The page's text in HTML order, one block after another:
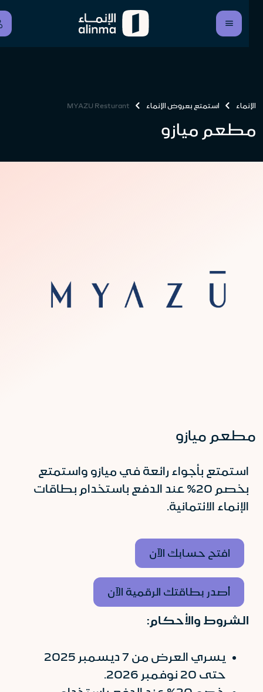
الإنماء استمتع بعروض الإنماء MYAZU Resturant
مطعم ميازو
مطعم ميازو
استمتع بأجواء رائعة في ميازو واستمتع
بخصم 20% عند الدفع باستخدام بطاقات
الإنماء الائتمانية.
افتح حسابك الآن
أصدر بطاقتك الرقمية الآن
الشروط والأحكام:
يسري العرض من 7 ديسمبر 2025
حتى 20 نوفمبر 2026.